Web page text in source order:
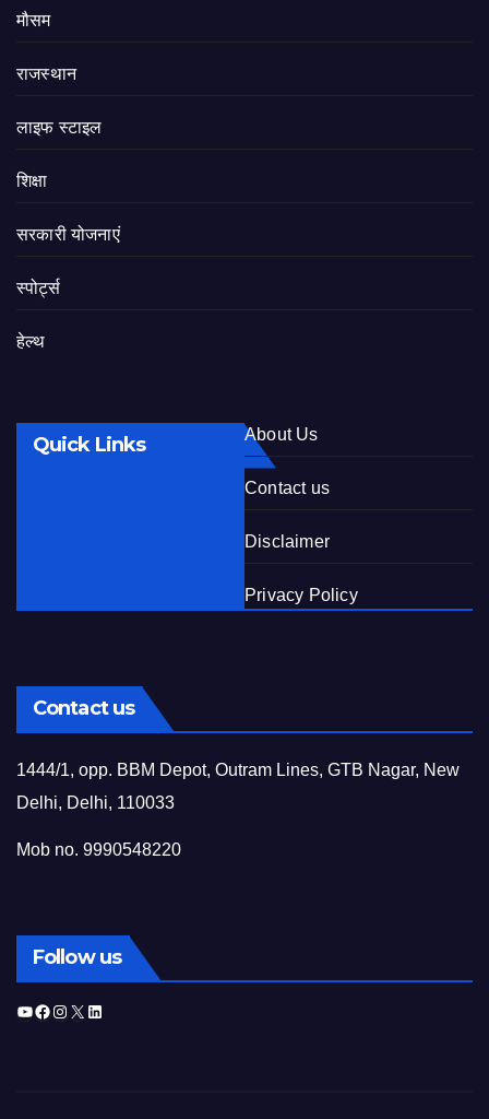
मौसम
राजस्थान
लाइफ स्टाइल
शिक्षा
सरकारी योजनाएं
स्पोर्ट्स
हेल्थ
Quick Links About Us
Contact us
Disclaimer
Privacy Policy
Contact us
1444/1, opp. BBM Depot, Outram Lines, GTB Nagar, New
Delhi, Delhi, 110033
Mob no. 9990548220
Follow us
YouTube
Facebook
Instagram
X LinkedIn